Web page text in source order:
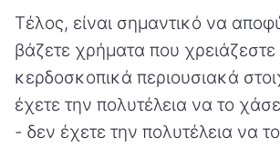
Τέλος, είναι σημαντικό να
βάζετε χρήματα που χρειάζεστε
κερδοσκοπικά περιουσιακά
έχετε την πολυτέλεια να το
- δεν έχετε την πολυτέλεια να